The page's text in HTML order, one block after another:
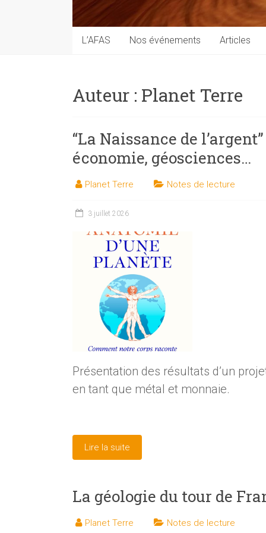
auprès
du
public
L’AFAS Nos événements Articles
Auteur : Planet Terre
“La Naissance de
économie, géosciences…
Planet Terre Notes de lecture
3 juillet 2026
Présentation des résultats d’un
en tant que métal et monnaie.
Lire la suite
La géologie du tour de
Planet Terre Notes de lecture